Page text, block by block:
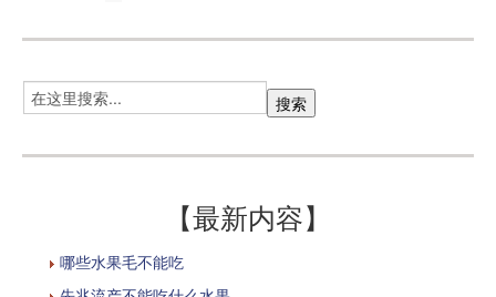
【最新内容】
哪些水果毛不能吃